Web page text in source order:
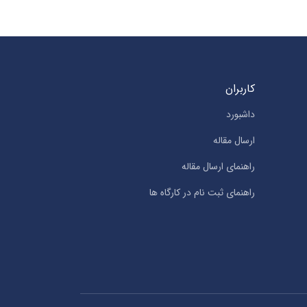
کاربران
داشبورد
ارسال مقاله
راهنمای ارسال مقاله
راهنمای ثبت نام در کارگاه ها